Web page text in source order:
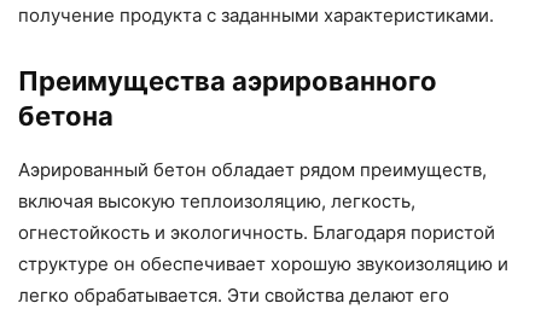
получение продукта с заданными характеристиками.
Преимущества аэрированного
бетона
Аэрированный бетон обладает рядом преимуществ,
включая высокую теплоизоляцию, легкость,
огнестойкость и экологичность. Благодаря пористой
структуре он обеспечивает хорошую звукоизоляцию и
легко обрабатывается. Эти свойства делают его